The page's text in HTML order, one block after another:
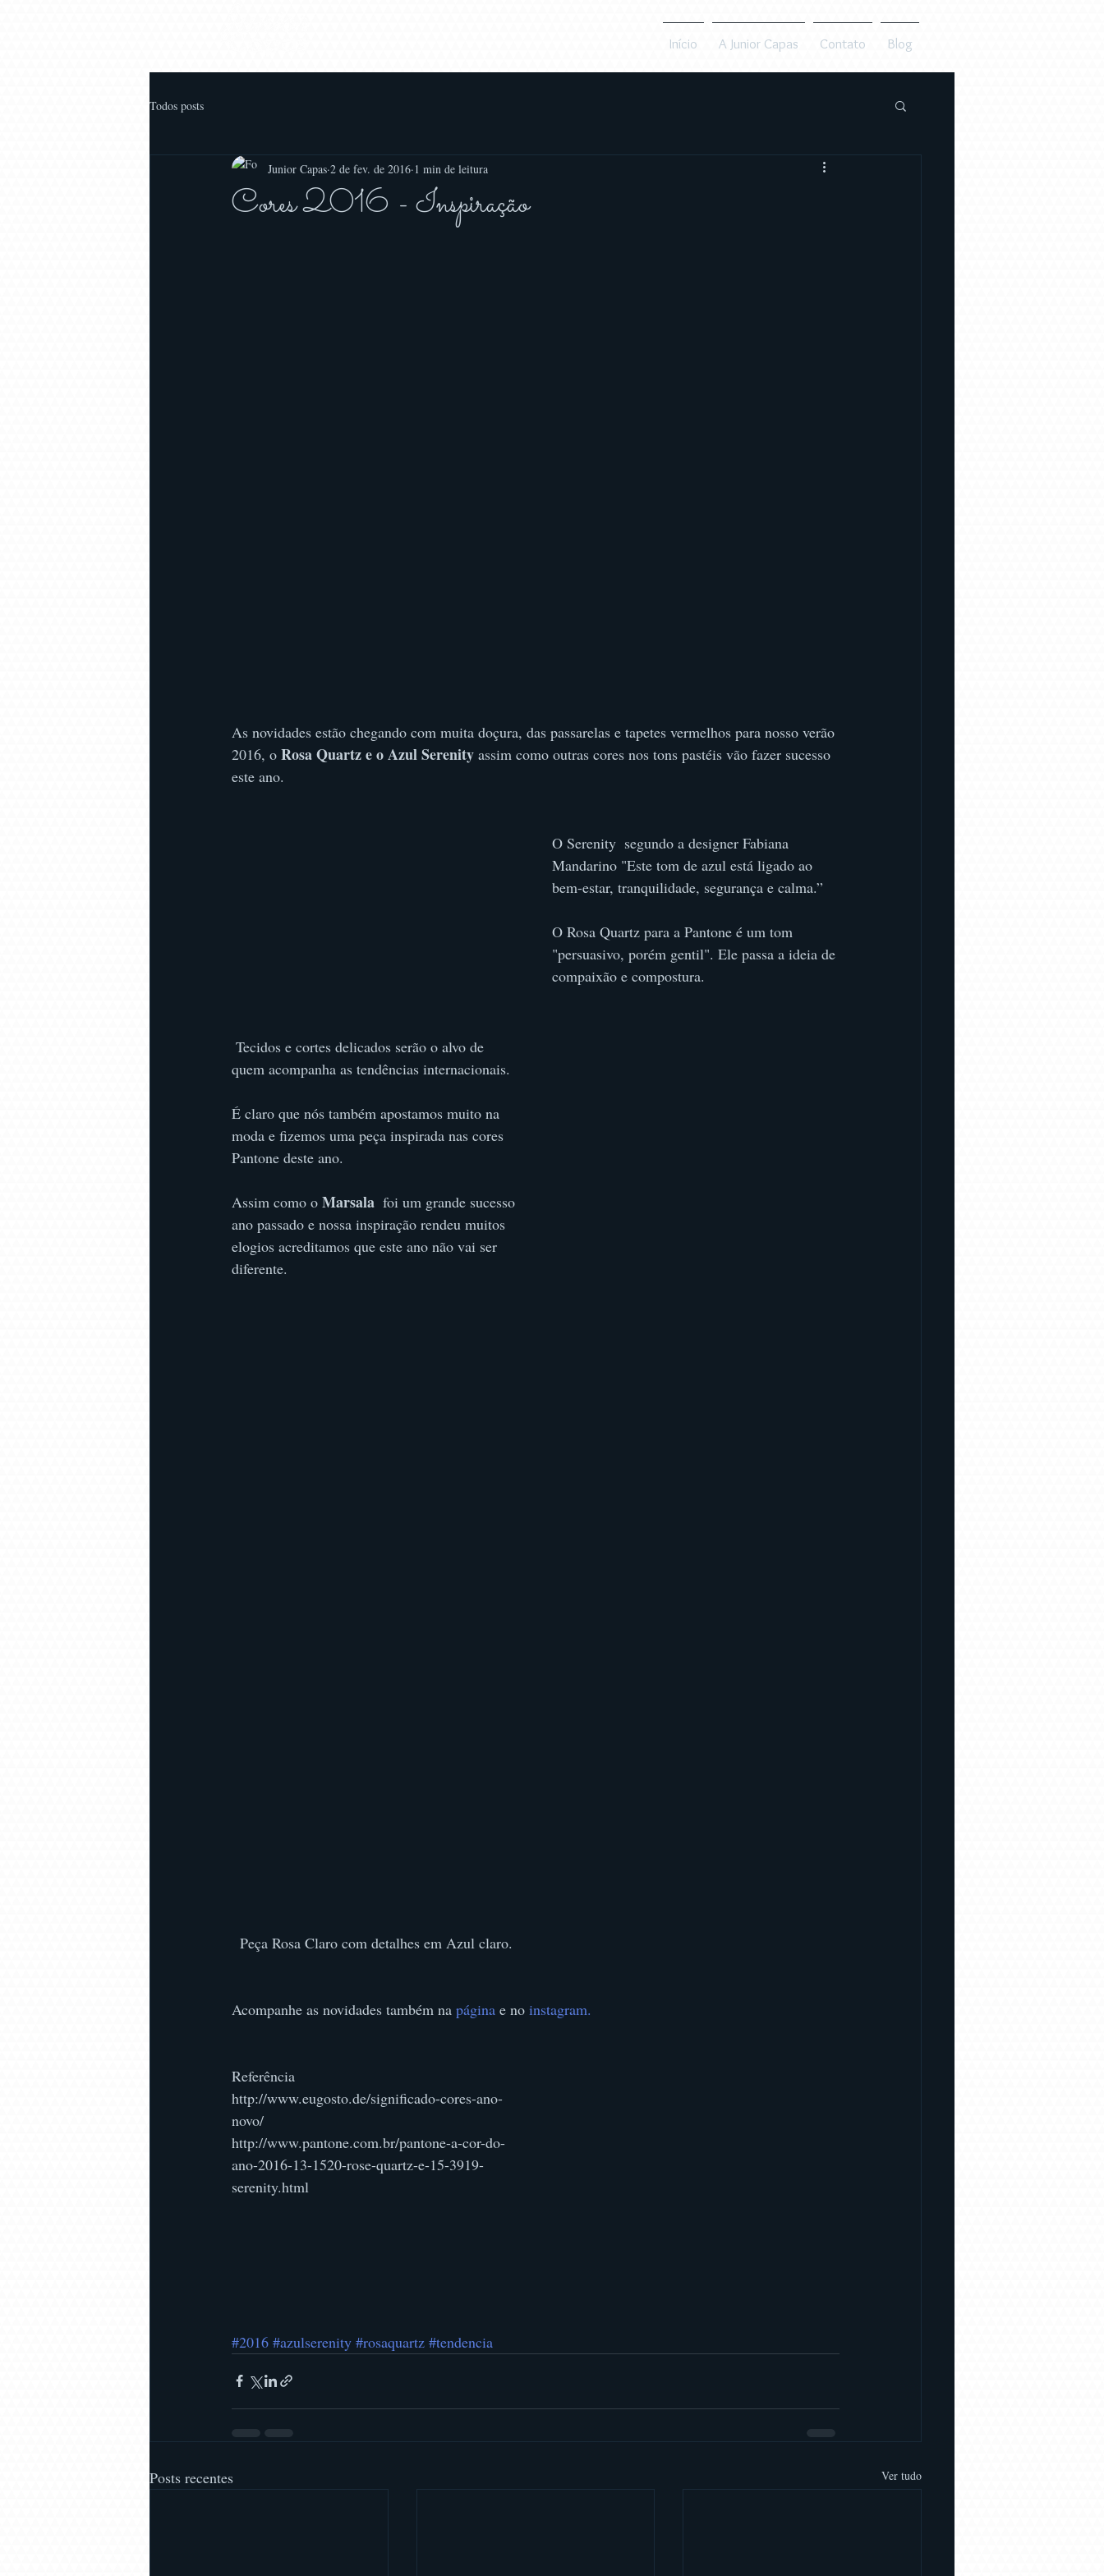
Início A Junior Capas Contato Blog
Todos posts
Cores 2016 - Inspiração
Junior Capas 2 de fev. de 2016 1 min de leitura
As novidades estão chegando com muita doçura, das passarelas e tapetes vermelhos para nosso verão
2016, o Rosa Quartz e o Azul Serenity assim como outras cores nos tons pastéis vão fazer sucesso
este ano.
O Serenity  segundo a designer Fabiana
Mandarino "Este tom de azul está ligado ao
bem-estar, tranquilidade, segurança e calma.”
O Rosa Quartz para a Pantone é um tom
"persuasivo, porém gentil". Ele passa a ideia de
compaixão e compostura.
quem acompanha as tendências internacionais.
É claro que nós também apostamos muito na
moda e fizemos uma peça inspirada nas cores
Pantone deste ano.
Assim como o Marsala
  foi um grande sucesso
ano passado e nossa inspiração rendeu muitos
elogios acreditamos que este ano não vai ser
diferente.
  Peça Rosa Claro com detalhes em Azul claro.
Acompanhe as novidades também na página e no instagram.
Referência
http://www.eugosto.de/significado-cores-ano-
novo/
http://www.pantone.com.br/pantone-a-cor-do-
ano-2016-13-1520-rose-quartz-e-15-3919-
serenity.html
#2016 #azulserenity #rosaquartz #tendencia
Posts recentes Ver tudo